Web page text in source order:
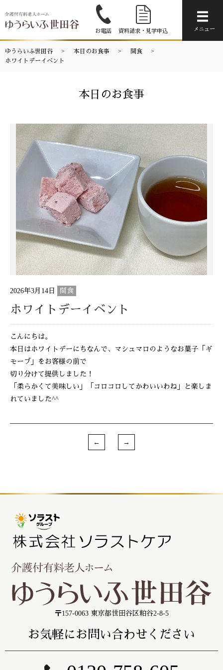
お電話 資料請求・見学申込 メニュー
ゆうらいふ世田谷 本日のお食事
間食
ホワイトデーイベント
本日のお食事
2026年3月14日 間食
ホワイトデーイベント
こんにちは。
本日はホワイトデーにちなんで、マシュマロのようなお菓子「ギ
モーブ」をお客様の前で
切り分けて提供しました！
「柔らかくて美味しい」「コロコロしてかわいいわね」と楽しま
れていました^^
〒157-0063 東京都世田谷区粕谷2-8-5
お気軽にお問い合わせください